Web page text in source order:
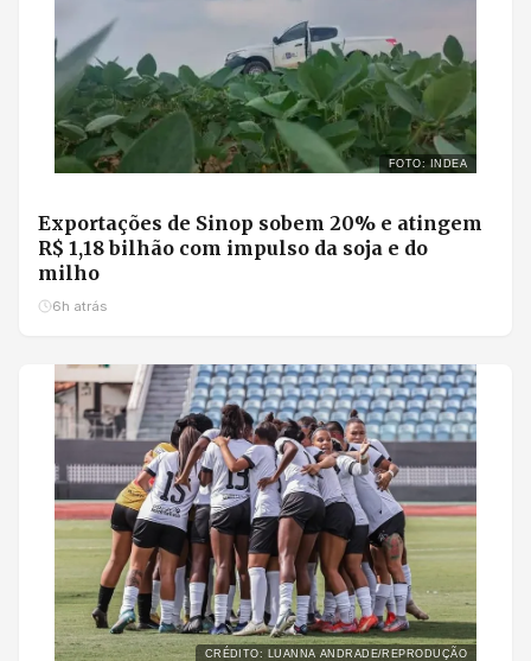
FOTO: INDEA
Exportações de Sinop sobem 20% e atingem
R$ 1,18 bilhão com impulso da soja e do
milho
6h atrás
CRÉDITO: LUANNA ANDRADE/REPRODUÇÃO